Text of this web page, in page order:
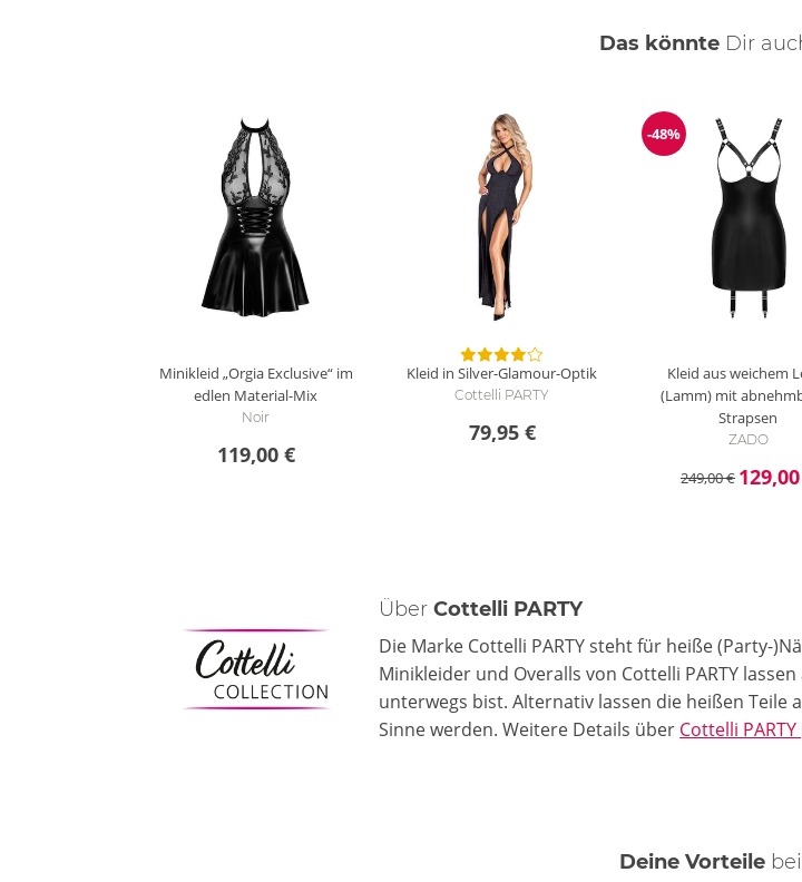
Das könnte Dir
Minikleid „Orgia Exclusive“ im
edlen Material-Mix
Noir
119,00 €
Kleid in Silver-Glamour-Optik
Cottelli PARTY
79,95 €
Reduzierung
-48%
Kleid aus weichem
(Lamm) mit
Strapsen
ZADO
249,00 €
ÜberCottelli PARTY
Die Marke Cottelli PARTY steht für heiße (Party-
Minikleider und Overalls von Cottelli PARTY
unterwegs bist. Alternativ lassen die heißen
Sinne werden.Weitere Details über Cottelli PARTY
Deine Vorteile